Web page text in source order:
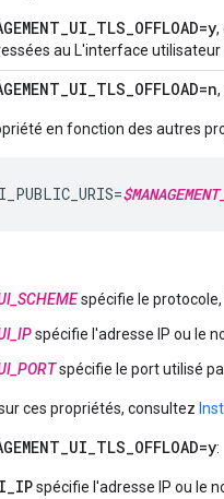
,
au L'interface utilisateur
en fonction des autres
spécifie le protocole,
spécifie l'adresse IP ou le
spécifie le port utilisé
ces propriétés, consultez
:
spécifie l'adresse IP ou le